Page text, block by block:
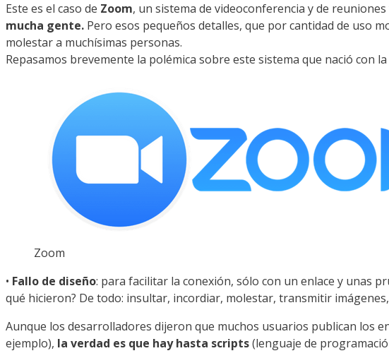
Este es el caso de Zoom, un sistema de videoconferencia y de
mucha gente. Pero esos pequeños detalles, que por cantidad de uso
molestar a muchísimas personas.
Repasamos brevemente la polémica sobre este sistema que nació con
Zoom
• Fallo de diseño: para facilitar la conexión, sólo con un enlace y unas
qué hicieron? De todo: insultar, incordiar, molestar, transmitir
Aunque los desarrolladores dijeron que muchos usuarios publican los
ejemplo), la verdad es que hay hasta scripts(lenguaje de